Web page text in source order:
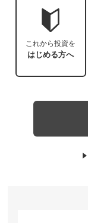
これから投資を
はじめる方へ